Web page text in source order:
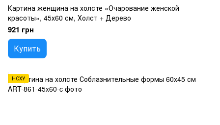
Картина женщина на холсте «Очарование женской
красоты», 45х60 см, Холст + Дерево
921 грн
Купить
НСХУ